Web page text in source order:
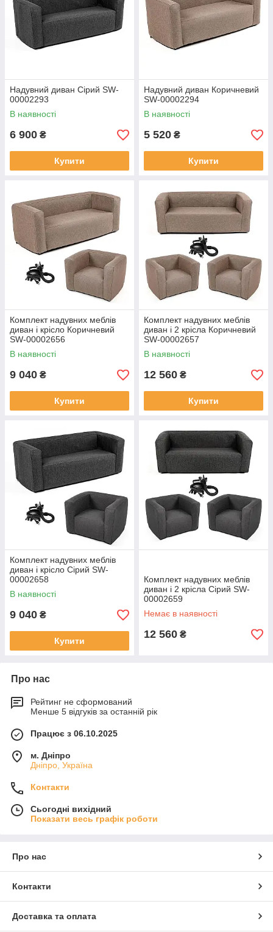
Надувний диван Сірий SW-
00002293
В наявності
6 900 ₴
Купити
Надувний диван Коричневий
SW-00002294
В наявності
5 520 ₴
Купити
Комплект надувних меблів
диван і крісло Коричневий
SW-00002656
В наявності
9 040 ₴
Купити
Комплект надувних меблів
диван і 2 крісла Коричневий
SW-00002657
В наявності
12 560 ₴
Купити
Комплект надувних меблів
диван і крісло Сірий SW-
00002658
В наявності
9 040 ₴
Купити
Комплект надувних меблів
диван і 2 крісла Сірий SW-
00002659
Немає в наявності
12 560 ₴
Про нас
Рейтинг не сформований
Менше 5 відгуків за останній рік
Працює з 06.10.2025
м. Дніпро
Дніпро, Україна
Контакти
Сьогодні вихідний
Показати весь графік роботи
Про нас
Контакти
Доставка та оплата